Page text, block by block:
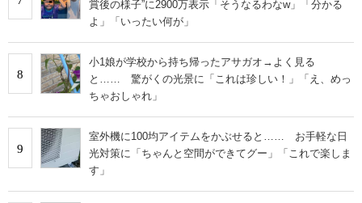
賞後の様子”に2900万表示「そうなるわなw」「分かる
よ」「いったい何が」
8
小1娘が学校から持ち帰ったアサガオ→よく見る
と…… 驚がくの光景に「これは珍しい！」「え、めっ
ちゃおしゃれ」
9
室外機に100均アイテムをかぶせると…… お手軽な日
光対策に「ちゃんと空間ができてグー」「これで楽しま
す」